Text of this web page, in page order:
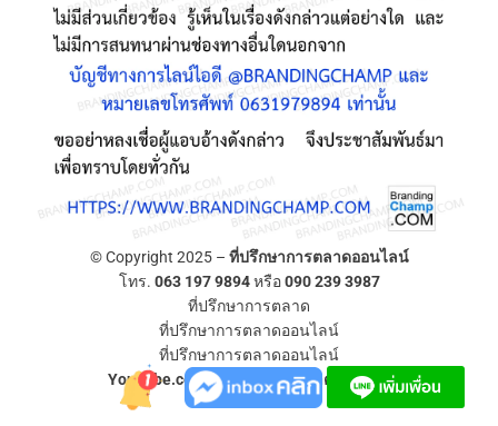
© Copyright 2025 – ที่ปรึกษาการตลาดออนไลน์
โทร. 063 197 9894หรือ090 239 3987
ที่ปรึกษาการตลาด
ที่ปรึกษาการตลาดออนไลน์
ที่ปรึกษาการตลาดออนไลน์
YouTube.com/ที่ปรึกษาการตลาดออนไลน์